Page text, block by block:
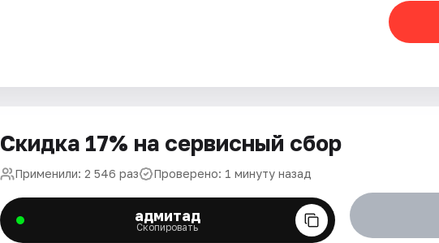
Скидка 17% на сервисный сбор
Применили: 2 546 раз Проверено: 1 минуту назад
адмитад
Скопировать